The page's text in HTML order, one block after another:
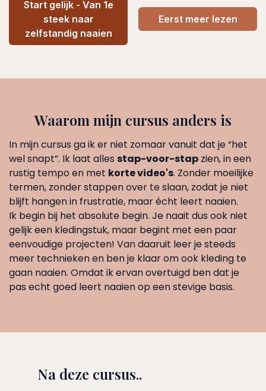
Start gelijk - Van 1e
steek naar
zelfstandig naaien
Eerst meer lezen
Waarom mijn cursus anders is
In mijn cursus ga ik er niet zomaar vanuit dat je “het
wel snapt”. Ik laat alles stap-voor-stap zien, in een
rustig tempo en met korte video's. Zonder moeilijke
termen, zonder stappen over te slaan, zodat je niet
blijft hangen in frustratie, maar écht leert naaien.
Ik begin bij het absolute begin. Je naait dus ook niet
gelijk een kledingstuk, maar begint met een paar
eenvoudige projecten! Van daaruit leer je steeds
meer technieken en ben je klaar om ook kleding te
gaan naaien. Omdat ik ervan overtuigd ben dat je
pas echt goed leert naaien op een stevige basis.
Na deze cursus..